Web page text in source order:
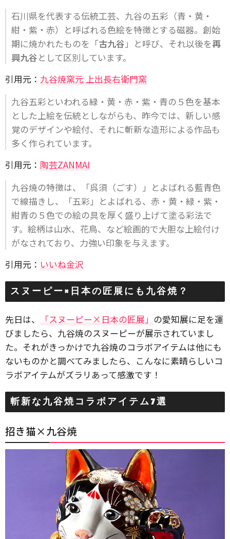
石川県を代表する伝統工芸、九谷の五彩（青・黄・
紺・紫・赤）と呼ばれる色絵を特徴とする磁器。創始
期に焼かれたものを「古九谷 」と呼び、それ以後を再
興九谷として区別しています。
引用元： 九谷焼窯元 上出長右衛門窯
九谷五彩といわれる緑・黄・赤・紫・青の５色を基本
とした上絵を伝統としながらも、昨今では、新しい感
覚のデザインや絵付、それに斬新な造形による作品も
多く作られています。
引用元： 陶芸ZANMAI
九谷焼の特徴は、「呉須（ごす）」とよばれる藍青色
で線描きし、「五彩」とよばれる、赤・黄・緑・紫・
紺青の５色での絵の具を厚く盛り上げて塗る彩法で
す。絵柄は山水、花鳥、など絵画的で大胆な上絵付け
がなされており、力強い印象を与えます。
引用元： いいね金沢
スヌーピー×日本の匠展にも九谷焼？
先日は、 「スヌーピー×日本の匠展」 の愛知展に足を運
びましたら、九谷焼のスヌーピーが展示されていまし
た。それがきっかけで九谷焼のコラボアイテムは他にも
ないものかと調べてみましたら、こんなに素晴らしいコ
ラボアイテムがズラリあって感激です！
斬新な九谷焼コラボアイテム7選
招き猫×九谷焼